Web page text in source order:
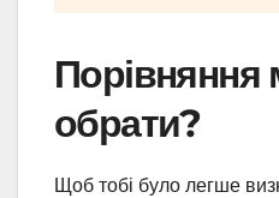
Порівняння
обрати?
Щоб тобі було легше